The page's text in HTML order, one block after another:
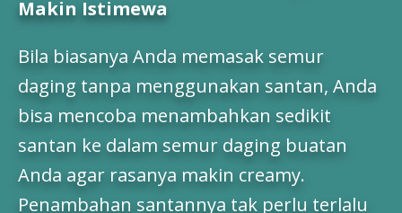
Makin Istimewa
Bila biasanya Anda memasak semur
daging tanpa menggunakan santan, Anda
bisa mencoba menambahkan sedikit
santan ke dalam semur daging buatan
Anda agar rasanya makin creamy.
Penambahan santannya tak perlu terlalu